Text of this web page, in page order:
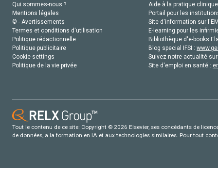
Qui sommes-nous ?
Mentions légales
© - Avertissements
Termes et conditions d'utilisation
Politique rédactionnelle
Politique publicitaire
Cookie settings
Politique de la vie privée
Aide à la pratique
Portail pour les
Site d'information sur
E-learning pour les
Bibliothèque d'e-books
Blog special IFSI :
Suivez notre actualité
Site d'emploi en santé :
Tout le contenu de ce site: Copyright © 2026 Elsevier, ses concédants de
de données, a la formation en IA et aux technologies similaires. Pour tout